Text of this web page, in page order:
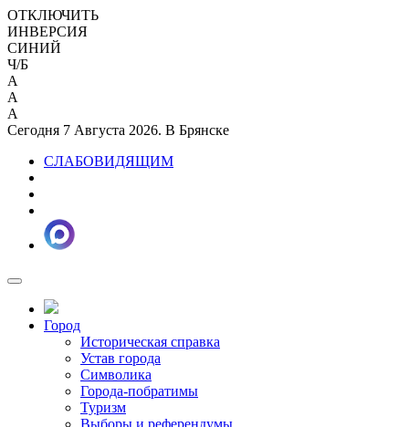
ОТКЛЮЧИТЬ
ИНВЕРСИЯ
СИНИЙ
Ч/Б
A
A
A
Сегодня 7 Августа 2026. В Брянске
СЛАБОВИДЯЩИМ
Город
Историческая справка
Устав города
Символика
Города-побратимы
Туризм
Выборы и референдумы